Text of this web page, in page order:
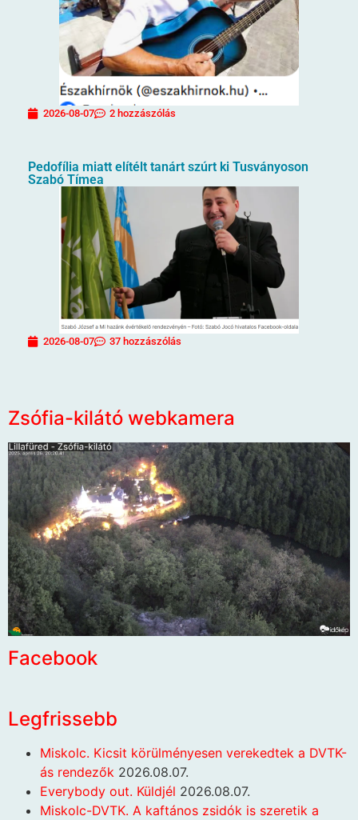
2026-08-07 2 hozzászólás
Pedofília miatt elítélt tanárt szúrt ki Tusványoson
Szabó Tímea
2026-08-07 37 hozzászólás
Zsófia-kilátó webkamera
Facebook
Legfrissebb
Miskolc. Kicsit körülményesen verekedtek a DVTK-
ás rendezők 2026.08.07.
Everybody out. Küldjél 2026.08.07.
Miskolc-DVTK. A kaftános zsidók is szeretik a